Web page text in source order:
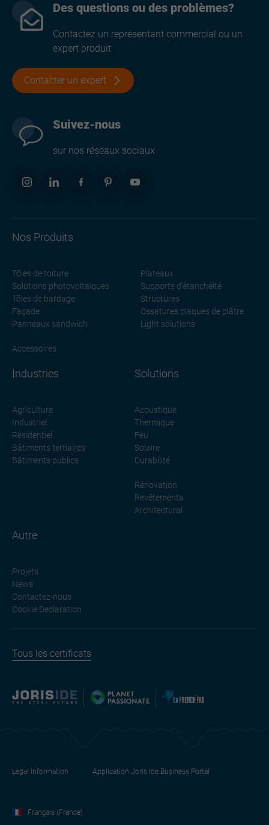
Des questions ou des problèmes?
Contactez un représentant commercial ou un
expert produit
Contacter un expert
Suivez-nous
sur nos réseaux sociaux
Nos Produits
Tôles de toiture
Solutions photovoltaïques
Tôles de bardage
Façade
Panneaux sandwich
Plateaux
Supports d'étanchéité
Structures
Ossatures plaques de plâtre
Light solutions
Accessoires
Industries
Agriculture
Industriel
Résidentiel
Bâtiments tertiaires
Bâtiments publics
Solutions
Acoustique
Thermique
Feu
Solaire
Durabilité
Rénovation
Revêtements
Architectural
Autre
Projets
News
Contactez-nous
Cookie Declaration
Tous les certificats
Legal information Application Joris Ide Business Portal
Français (France)